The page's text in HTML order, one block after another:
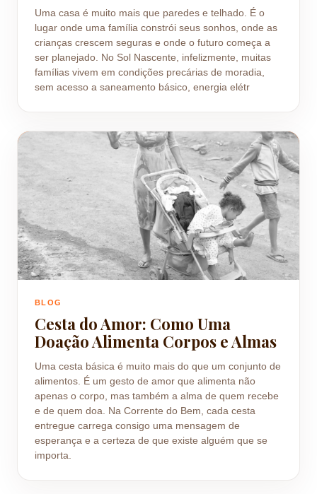
Uma casa é muito mais que paredes e telhado. É o
lugar onde uma família constrói seus sonhos, onde as
crianças crescem seguras e onde o futuro começa a
ser planejado. No Sol Nascente, infelizmente, muitas
famílias vivem em condições precárias de moradia,
sem acesso a saneamento básico, energia elétr
BLOG
Cesta do Amor: Como Uma
Doação Alimenta Corpos e Almas
Uma cesta básica é muito mais do que um conjunto de
alimentos. É um gesto de amor que alimenta não
apenas o corpo, mas também a alma de quem recebe
e de quem doa. Na Corrente do Bem, cada cesta
entregue carrega consigo uma mensagem de
esperança e a certeza de que existe alguém que se
importa.